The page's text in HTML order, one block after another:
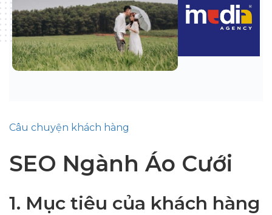
Câu chuyện khách hàng
SEO Ngành Áo Cưới
1. Mục tiêu của khách hàng